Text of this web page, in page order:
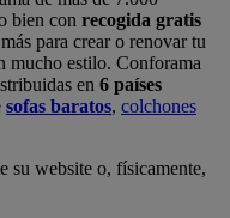
bien con recogida gratis
para crear o renovar tu
mucho estilo. Conforama
en 6 países
sofas baratos, colchones
su website o, físicamente,